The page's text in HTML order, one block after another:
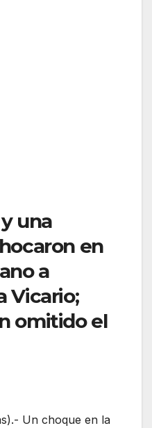
una
en
a
Vicario;
omitido el
Un choque en la